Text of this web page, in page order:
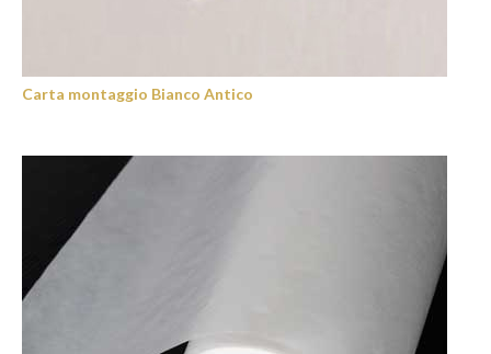
Carta montaggio Bianco Antico